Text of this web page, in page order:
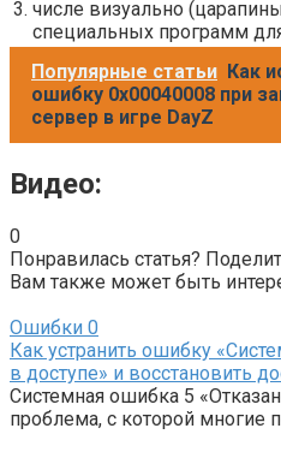
3. числе визуально
специальных программ
Популярные статьи Как
ошибку 0x00040008 при
сервер в игре DayZ
Видео:
0
Понравилась статья?
Вам также может быть
Ошибки 0
Как устранить ошибку
в доступе» и восстановить
Системная ошибка 5
проблема, с которой многие